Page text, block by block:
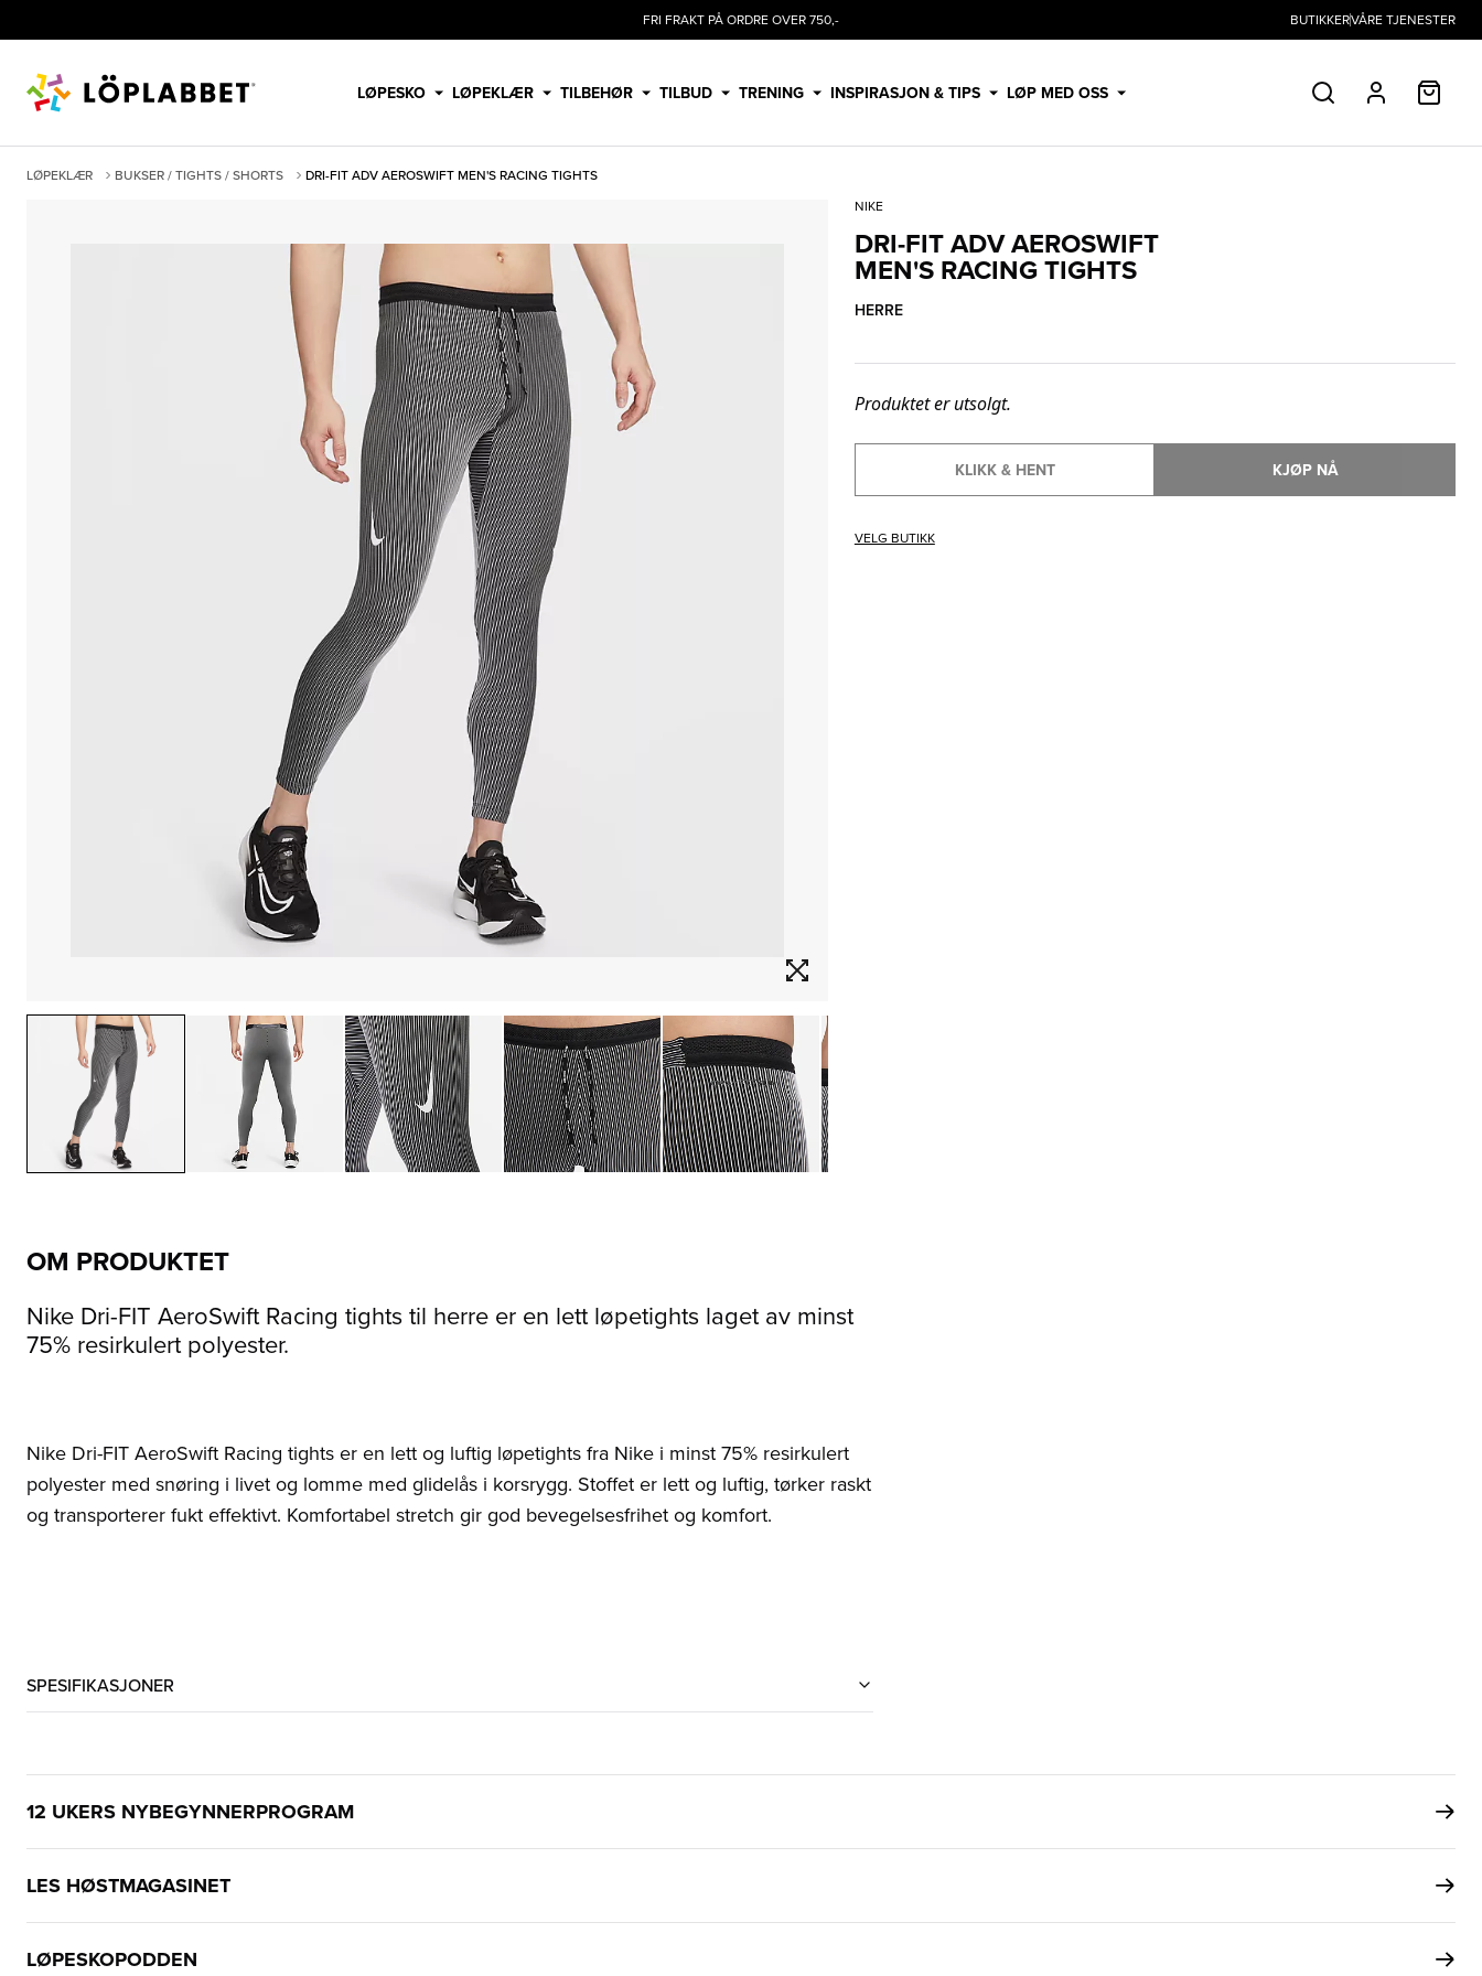
FRI FRAKT PÅ ORDRE OVER 750,- BUTIKKERVÅRE TJENESTER
LØPESKO LØPEKLÆR TILBEHØR TILBUD TRENING INSPIRASJON & TIPS LØP MED OSS SØK PROFIL
LØPEKLÆR BUKSER / TIGHTS / SHORTS
DRI-FIT ADV AEROSWIFT MEN'S RACING TIGHTS
NIKE
DRI-FIT ADV AEROSWIFT
MEN'S RACING TIGHTS
HERRE
Produktet er utsolgt.
KLIKK & HENT KJØP NÅ
VELG BUTIKK
OM PRODUKTET
Nike Dri-FIT AeroSwift Racing tights til herre er en lett løpetights laget av minst
75% resirkulert polyester.
Nike Dri-FIT AeroSwift Racing tights er en lett og luftig løpetights fra Nike i minst 75% resirkulert
polyester med snøring i livet og lomme med glidelås i korsrygg. Stoffet er lett og luftig, tørker raskt
og transporterer fukt effektivt. Komfortabel stretch gir god bevegelsesfrihet og komfort.
SPESIFIKASJONER
12 UKERS NYBEGYNNERPROGRAM
LES HØSTMAGASINET
LØPESKOPODDEN